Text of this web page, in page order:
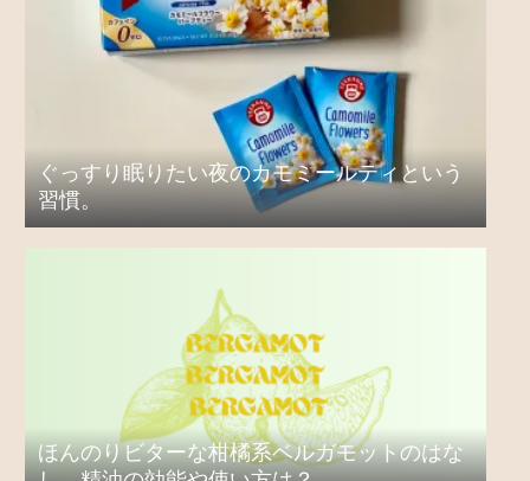
ぐっすり眠りたい夜のカモミールティという
習慣。
ほんのりビターな柑橘系ベルガモットのはな